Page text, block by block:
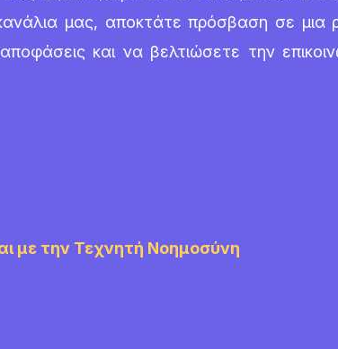
μας, αποκτάτε πρόσβαση σε μια
και να βελτιώσετε την
με την Τεχνητή Νοημοσύνη